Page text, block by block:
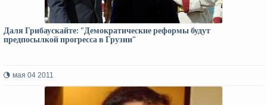
Даля Грибаускайте: "Демократические реформы будут
предпосылкой прогресса в Грузии"
мая 04 2011